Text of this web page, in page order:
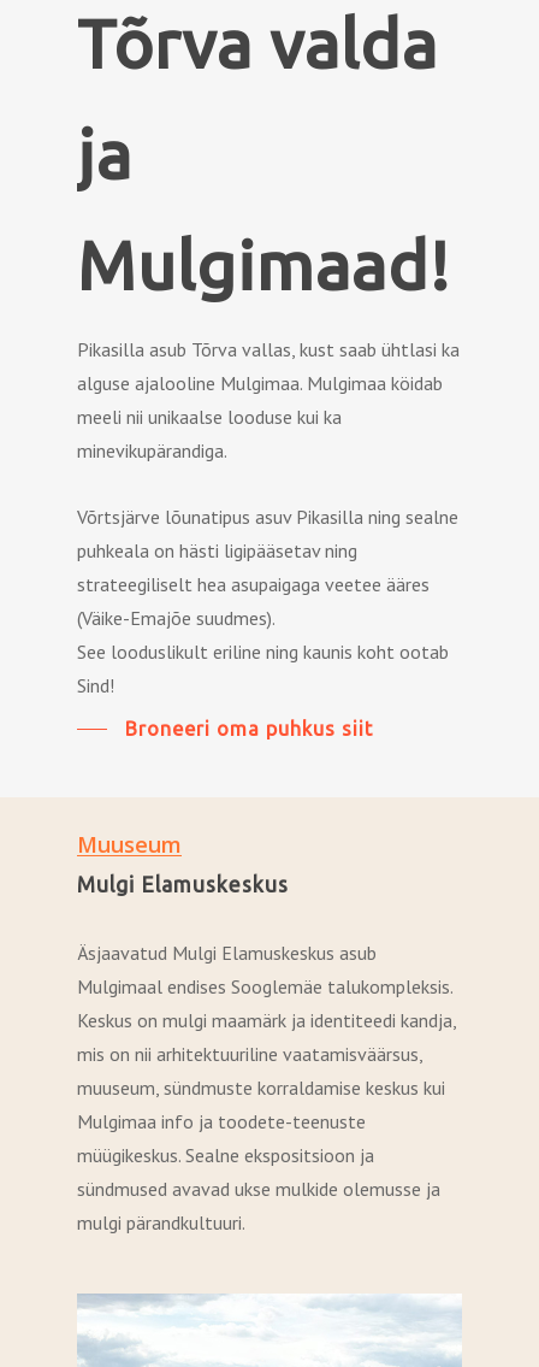
Tõrva valda
ja
Mulgimaad!
Pikasilla asub Tõrva vallas, kust saab ühtlasi ka
alguse ajalooline Mulgimaa. Mulgimaa köidab
meeli nii unikaalse looduse kui ka
minevikupärandiga.
Võrtsjärve lõunatipus asuv Pikasilla ning sealne
puhkeala on hästi ligipääsetav ning
strateegiliselt hea asupaigaga veetee ääres
(Väike-Emajõe suudmes).
See looduslikult eriline ning kaunis koht ootab
Sind!
Broneeri oma puhkus siit
Muuseum
Mulgi Elamuskeskus
Äsjaavatud Mulgi Elamuskeskus asub
Mulgimaal endises Sooglemäe talukompleksis.
Keskus on mulgi maamärk ja identiteedi kandja,
mis on nii arhitektuuriline vaatamisväärsus,
muuseum, sündmuste korraldamise keskus kui
Mulgimaa info ja toodete-teenuste
müügikeskus. Sealne ekspositsioon ja
sündmused avavad ukse mulkide olemusse ja
mulgi pärandkultuuri.